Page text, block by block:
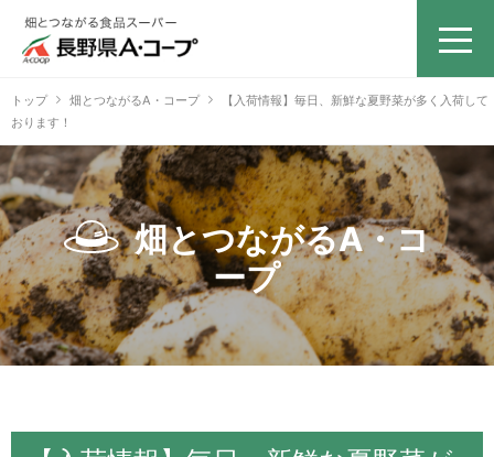
トップ 畑とつながるA・コープ
【入荷情報】毎日、新鮮な夏野菜が多く入荷して
おります！
畑とつながるA・コ
ープ